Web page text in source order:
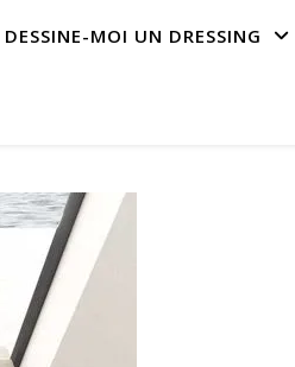
DESSINE-MOI UN DRESSING